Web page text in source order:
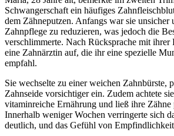
Schwangerschaft ein häufiges
dem Zähneputzen. Anfangs war sie unsicher
Zahnpflege zu reduzieren, was jedoch die
verschlimmerte. Nach Rücksprache mit ihrer
eine Zahnärztin auf, die ihr eine spezielle
empfahl.
Sie wechselte zu einer weichen Zahnbürste,
Zahnseide vorsichtiger ein. Zudem achtete
vitaminreiche Ernährung und ließ ihre Zähne
Innerhalb weniger Wochen verringerte sich
deutlich, und das Gefühl von